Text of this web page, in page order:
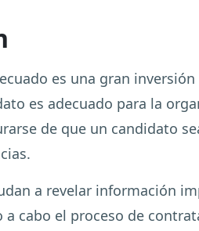
es una gran
es adecuado para la
de que un candidato
a revelar información
cabo el proceso de